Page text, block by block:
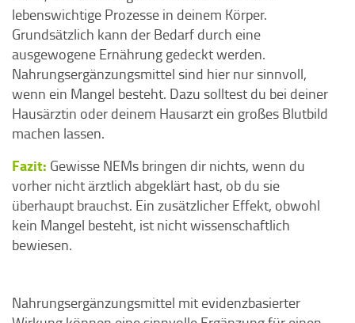
lebenswichtige Prozesse in deinem Körper.
Grundsätzlich kann der Bedarf durch eine
ausgewogene Ernährung gedeckt werden.
Nahrungsergänzungsmittel sind hier nur sinnvoll,
wenn ein Mangel besteht. Dazu solltest du bei deiner
Hausärztin oder deinem Hausarzt ein großes Blutbild
machen lassen.
Fazit: Gewisse NEMs bringen dir nichts, wenn du
vorher nicht ärztlich abgeklärt hast, ob du sie
überhaupt brauchst. Ein zusätzlicher Effekt, obwohl
kein Mangel besteht, ist nicht wissenschaftlich
bewiesen.
Nahrungsergänzungsmittel mit evidenzbasierter